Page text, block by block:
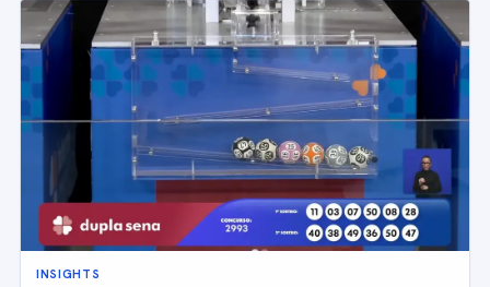
INSIGHTS